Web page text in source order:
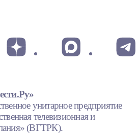
унитарное предприятие
телевизионная и
(ВГТРК).